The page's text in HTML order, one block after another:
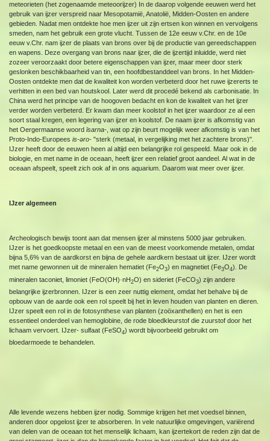
meteorieten (het zogenaamde meteoorijzer) In de daarop volgende eeuwen werd het
gebruik van ijzer verspreid naar Mesopotamië, Anatolië, Midden-Oosten en andere
gebieden. Nadat men ontdekte hoe men ijzer uit zijn ertsen kon winnen en vervolgens
smeden, nam het gebruik een grote vlucht. Tussen de 12e eeuw v.Chr. en de 10e
eeuw v.Chr. nam ijzer de plaats van brons over bij de productie van gereedschappen
en wapens. Deze overgang van brons naar ijzer, die de ijzertijd inluidde, werd niet
zozeer veroorzaakt door betere eigenschappen van ijzer, maar meer door sterk
geslonken beschikbaarheid van tin, een hoofdbestanddeel van brons. In het Midden-
Oosten ontdekte men dat de kwaliteit kon worden verbeterd door het ruwe ijzererts te
verhitten in een bed van houtskool. Later werd dit procedé bekend als carbonisatie. In
China werd het principe van de hoogoven bedacht en kon de kwaliteit van het ijzer
verder worden verbeterd. Er kwam dan meer koolstof in het ijzer waardoor ze al een
soort staal kregen, een legering van ijzer en koolstof. De naam ijzer is afkomstig van
het Oergermaanse woordīsarna-, wat op zijn beurt mogelijk weer afkomstig is van het
Proto-Indo-Europeesis-əro- "sterk (metaal, in vergelijking met het zachtere brons)".
IJzer heeft door de eeuwen heen al altijd een belangrijke rol gespeeld. Maar ook in de
biologie, en met name in de oceaan, heeft ijzer een relatief groot aandeel. Al wat in de
oceaan afspeelt, speelt zich ook af in ons aquarium. Daarom wat meer over ijzer.
IJzer algemeen
Archeologisch bewijs toont aan dat mensen ijzer al minstens 5000 jaar gebruiken.
IJzer is het goedkoopste metaal en een van de meest voorkomende metalen, omdat
bijna 5,6% van de aardkorst en bijna de gehele aardkern bestaat uit ijzer. IJzer wordt
met name gewonnen uit de mineralen hematiet (Fe2O3) en magnetiet (Fe3O4). De
mineralen taconiet, limoniet (FeO(OH)·nH2O) en sideriet (FeCO3) zijn andere
belangrijke ijzerbronnen. IJzer is een zeer nuttig element, omdat het behalve bij de
opbouw van de aarde ook een rol speelt bij het in leven houden van planten en dieren.
IJzer speelt een rol in de fotosynthese van planten (zoöxanthellen) en het is een
essentieel onderdeel van hemoglobine, de rode bloedkleurstof die zuurstof door het
lichaam vervoert. IJzer- sulfaat (FeSO4) wordt bijvoorbeeld gebruikt om
bloedarmoede te behandelen.
Alle levende wezens hebben ijzer nodig. Sommige krijgen het met voedsel binnen,
anderen door opgelost ijzer te absorberen. In vele natuurlijke omgevingen, variërend
van delen van de oceaan tot het menselijk lichaam, kan ijzertekort de reden zijn dat de